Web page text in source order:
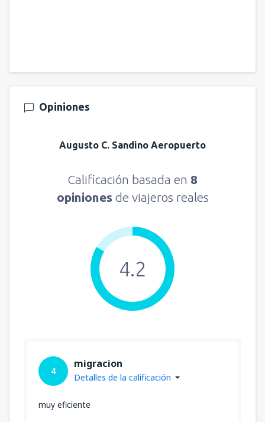
Opiniones
Augusto C. Sandino Aeropuerto
Calificación basada en 8
opiniones de viajeros reales
4.2
4
migracion
Detalles de la calificación
muy eficiente